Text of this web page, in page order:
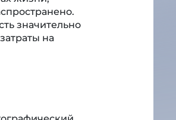
значительно
на